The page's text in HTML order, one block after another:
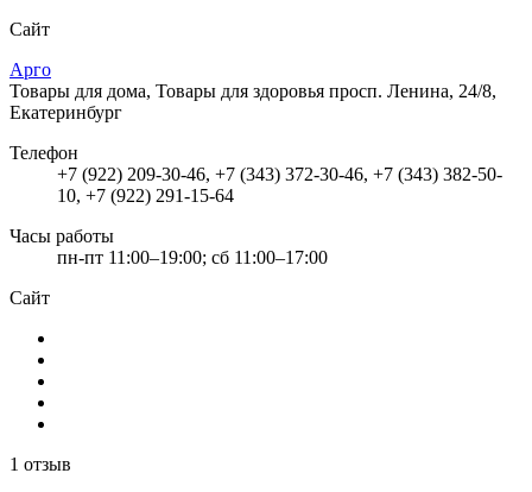
Сайт
Арго
Товары для дома, Товары для здоровья просп. Ленина, 24/8,
Екатеринбург
Телефон
+7 (922) 209-30-46, +7 (343) 372-30-46, +7 (343) 382-50-
10, +7 (922) 291-15-64
Часы работы
пн-пт 11:00–19:00; сб 11:00–17:00
Сайт
1 отзыв